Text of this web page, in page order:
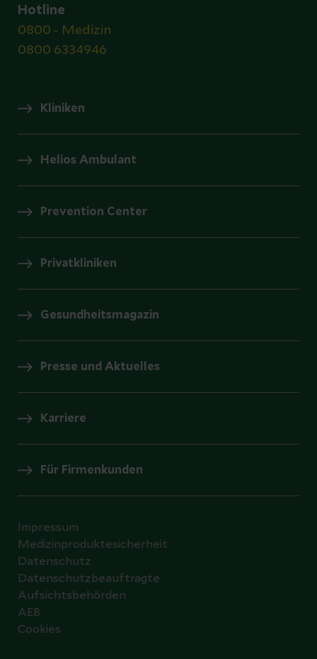
Hotline
0800 - Medizin
0800 6334946
Kliniken
Helios Ambulant
Prevention Center
Privatkliniken
Gesundheitsmagazin
Presse und Aktuelles
Karriere
Für Firmenkunden
Impressum
Medizinproduktesicherheit
Datenschutz
Datenschutzbeauftragte
Aufsichtsbehörden
AEB
Cookies